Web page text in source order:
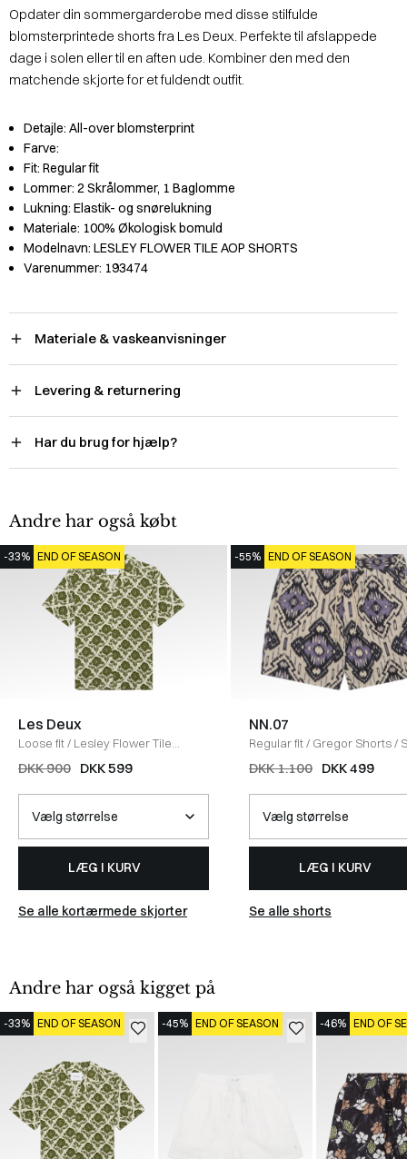
Opdater din sommergarderobe med disse stilfulde
blomsterprintede shorts fra Les Deux. Perfekte til afslappede
dage i solen eller til en aften ude. Kombiner den med den
matchende skjorte for et fuldendt outfit.
Detajle: All-over blomsterprint
Farve:
Fit: Regular fit
Lommer: 2 Skrålommer, 1 Baglomme
Lukning: Elastik- og snørelukning
Materiale: 100% Økologisk bomuld
Modelnavn: LESLEY FLOWER TILE AOP SHORTS
Varenummer: 193474
Materiale & vaskeanvisninger
Levering & returnering
Har du brug for hjælp?
Andre har også købt
-33% END OF SEASON
Les Deux
Loose fit/ Lesley Flower Tile
Skjorte/ VINTAGE GREEN/IVORY
DKK 900 DKK 599
LÆG I KURV
Se alle kortærmede skjorter
-55% END OF SEASON
NN.07
Regular fit/ Gregor Shorts/
DKK 1.100 DKK 499
LÆG I KURV
Se alle shorts
Andre har også kigget på
-33% END OF SEASON -45% END OF SEASON -46% END OF